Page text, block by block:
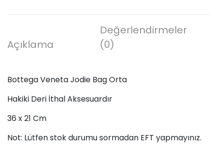
Açıklama
Değerlendirmeler
(0)
Bottega Veneta Jodie Bag Orta
Hakiki Deri İthal Aksesuardır
36 x 21 Cm
Not: Lütfen stok durumu sormadan EFT yapmayınız.